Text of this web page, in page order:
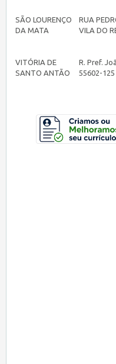
SÃO LOURENÇO
DA MATA
RUA
VILA DO
VITÓRIA DE
SANTO ANTÃO
R. Pref.
55602-125